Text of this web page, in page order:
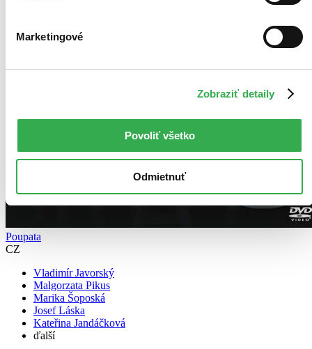
Marketingové
Zobraziť detaily
Povoliť všetko
Odmietnuť
Poupata
CZ
Vladimír Javorský
Malgorzata Pikus
Marika Šoposká
Josef Láska
Kateřina Jandáčková
ďalší